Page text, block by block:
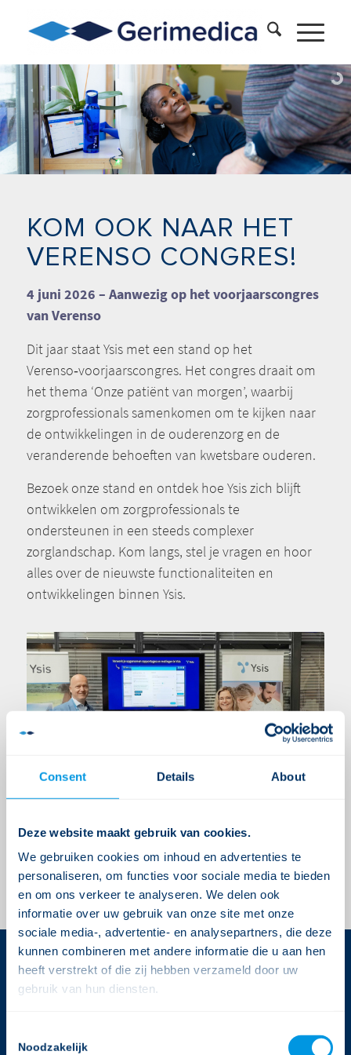
Consent Details About
Deze website maakt gebruik van cookies.
We gebruiken cookies om inhoud en advertenties te
personaliseren, om functies voor sociale media te bieden
en om ons verkeer te analyseren. We delen ook
informatie over uw gebruik van onze site met onze
sociale media-, advertentie- en analysepartners, die deze
kunnen combineren met andere informatie die u aan hen
heeft verstrekt of die zij hebben verzameld door uw
gebruik van hun diensten.
Selection
Noodzakelijk
KOM OOK NAAR HET
VERENSO CONGRES!
4 juni 2026 – Aanwezig op het voorjaarscongres
van Verenso
Dit jaar staat Ysis met een stand op het
Verenso‑voorjaarscongres. Het congres draait om
het thema ‘Onze patiënt van morgen’, waarbij
zorgprofessionals samenkomen om te kijken naar
de ontwikkelingen in de ouderenzorg en de
veranderende behoeften van kwetsbare ouderen.
Bezoek onze stand en ontdek hoe Ysis zich blijft
ontwikkelen om zorgprofessionals te
ondersteunen in een steeds complexer
zorglandschap. Kom langs, stel je vragen en hoor
alles over de nieuwste functionaliteiten en
ontwikkelingen binnen Ysis.
CONTACTGEGEVENS
Rijnlandlaan 3